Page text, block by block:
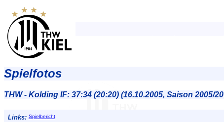
Spielfotos
THW - Kolding IF: 37:34 (20:20) (16.10.2005, Saison 2005/
Links: Spielbericht